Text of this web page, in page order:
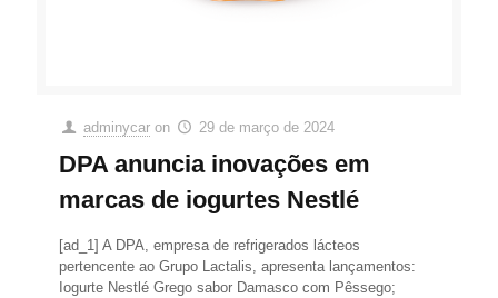
adminycar on 29 de março de 2024
DPA anuncia inovações em
marcas de iogurtes Nestlé
[ad_1] A DPA, empresa de refrigerados lácteos
pertencente ao Grupo Lactalis, apresenta lançamentos:
Iogurte Nestlé Grego sabor Damasco com Pêssego;